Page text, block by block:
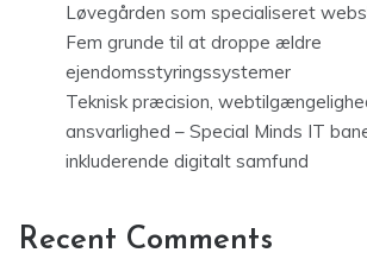
Løvegården som specialiseret
Fem grunde til at droppe ældre
ejendomsstyringssystemer
Teknisk præcision,
ansvarlighed – Special Minds IT
inkluderende digitalt samfund
Recent Comments